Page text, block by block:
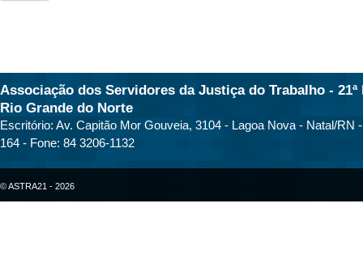
Associação dos Servidores da Justiça do Trabalho - 21ª
Rio Grande do Norte
Escritório: Av. Capitão Mor Gouveia, 3104 - Lagoa Nova - Natal/RN
164 - Fone: 84 3206-1132
© ASTRA21 - 2026